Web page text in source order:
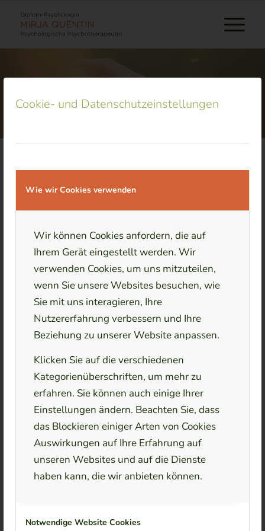
Cookie- und Datenschutzeinstellungen
Wie wir Cookies verwenden
Wir können Cookies anfordern, die auf
Ihrem Gerät eingestellt werden. Wir
verwenden Cookies, um uns mitzuteilen,
wenn Sie unsere Websites besuchen, wie
Sie mit uns interagieren, Ihre
Nutzererfahrung verbessern und Ihre
Beziehung zu unserer Website anpassen.
Klicken Sie auf die verschiedenen
Kategorienüberschriften, um mehr zu
erfahren. Sie können auch einige Ihrer
Einstellungen ändern. Beachten Sie, dass
das Blockieren einiger Arten von Cookies
Auswirkungen auf Ihre Erfahrung auf
unseren Websites und auf die Dienste
haben kann, die wir anbieten können.
Notwendige Website Cookies
Kontakt
+
50 m
200 ft
Leaflet, ©OpenStreetMap
Psychotherapie Quentin